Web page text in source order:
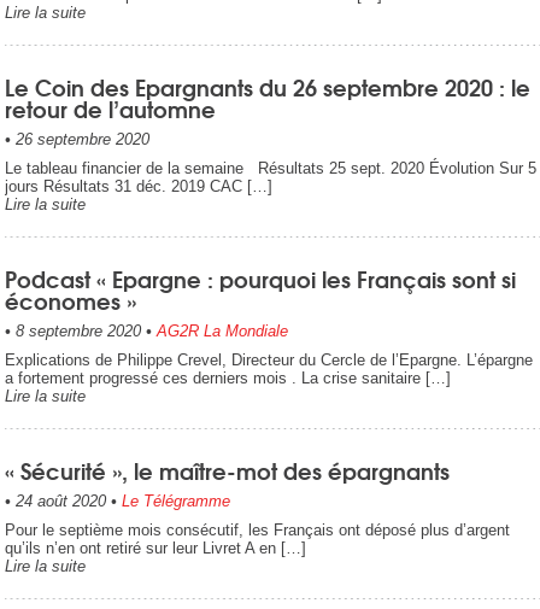
Lire la suite
Le Coin des Epargnants du 26 septembre 2020 : le
retour de l’automne
• 26 septembre 2020
Le tableau financier de la semaine Résultats 25 sept. 2020 Évolution Sur 5
jours Résultats 31 déc. 2019 CAC […]
Lire la suite
Podcast « Epargne : pourquoi les Français sont si
économes »
• 8 septembre 2020• AG2R La Mondiale
Explications de Philippe Crevel, Directeur du Cercle de l’Epargne. L’épargne
a fortement progressé ces derniers mois . La crise sanitaire […]
Lire la suite
« Sécurité », le maître-mot des épargnants
• 24 août 2020• Le Télégramme
Pour le septième mois consécutif, les Français ont déposé plus d’argent
qu’ils n’en ont retiré sur leur Livret A en […]
Lire la suite